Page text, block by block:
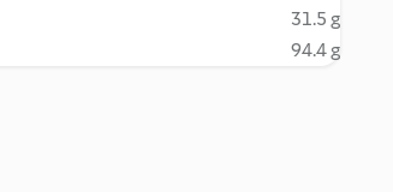
31.5 g
94.4 g